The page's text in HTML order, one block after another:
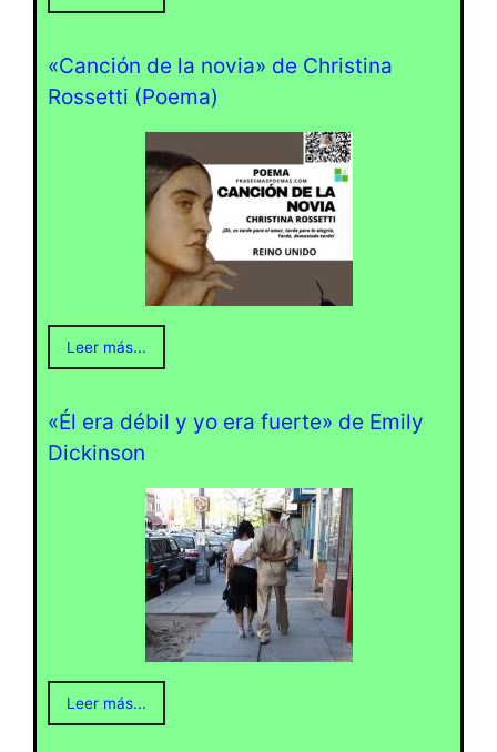
«Canción de la novia» de Christina
Rossetti (Poema)
Leer más...
«Él era débil y yo era fuerte» de Emily
Dickinson
Leer más...